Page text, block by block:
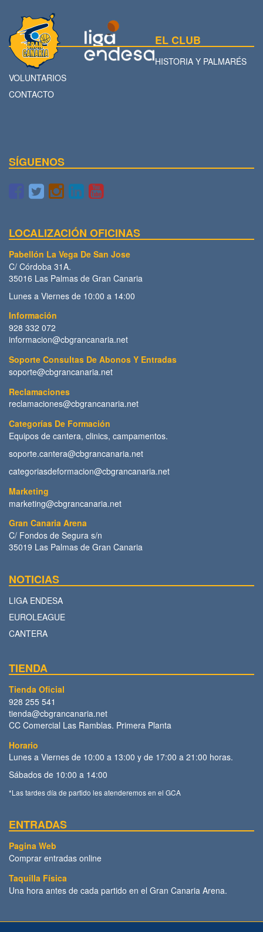
EL CLUB
HISTORIA Y PALMARÉS
VOLUNTARIOS
CONTACTO
SÍGUENOS
LOCALIZACIÓN OFICINAS
Pabellón La Vega De San Jose
C/ Córdoba 31A.
35016 Las Palmas de Gran Canaria
Lunes a Viernes de 10:00 a 14:00
Información
928 332 072
informacion@cbgrancanaria.net
Soporte Consultas De Abonos Y Entradas
soporte@cbgrancanaria.net
Reclamaciones
reclamaciones@cbgrancanaria.net
Categorías De Formación
Equipos de cantera, clinics, campamentos.
soporte.cantera@cbgrancanaria.net
categoriasdeformacion@cbgrancanaria.net
Marketing
marketing@cbgrancanaria.net
Gran Canaria Arena
C/ Fondos de Segura s/n
35019 Las Palmas de Gran Canaria
NOTICIAS
LIGA ENDESA
EUROLEAGUE
CANTERA
TIENDA
Tienda Oficial
928 255 541
tienda@cbgrancanaria.net
CC Comercial Las Ramblas. Primera Planta
Horario
Lunes a Viernes de 10:00 a 13:00 y de 17:00 a 21:00 horas.
Sábados de 10:00 a 14:00
*Las tardes día de partido les atenderemos en el GCA
ENTRADAS
Pagina Web
Comprar entradas online
Taquilla Física
Una hora antes de cada partido en el Gran Canaria Arena.